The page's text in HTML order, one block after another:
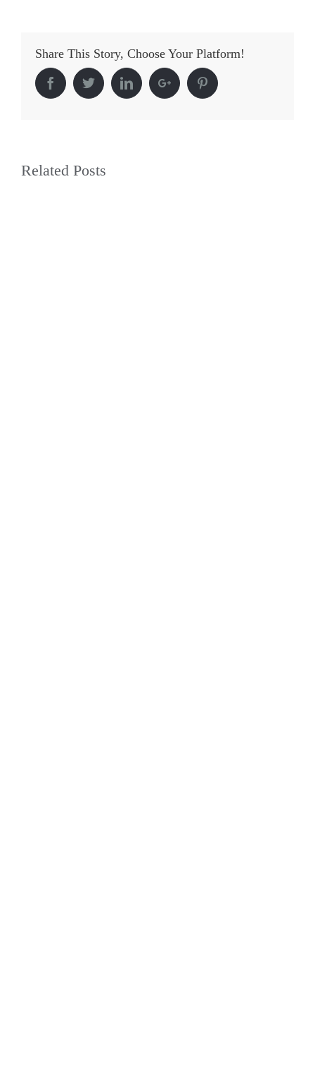
Share This Story, Choose Your Platform!
FacebookTwitterLinkedinGoogle+ Pinterest
Related Posts